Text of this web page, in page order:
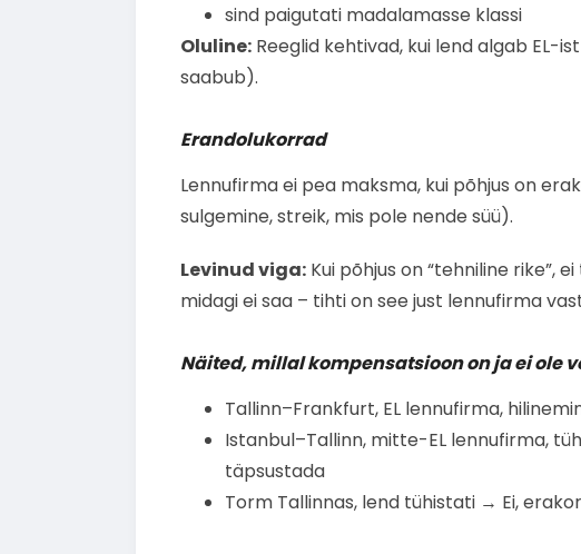
sind paigutati madalamasse klassi
Oluline: Reeglid kehtivad, kui lend algab EL-
saabub).
Erandolukorrad
Lennufirma ei pea maksma, kui põhjus on
sulgemine, streik, mis pole nende süü).
Levinud viga: Kui põhjus on “tehniline rike”,
midagi ei saa – tihti on see just lennufirma
Näited, millal kompensatsioon on ja ei ole
Tallinn–Frankfurt, EL lennufirma,
Istanbul–Tallinn, mitte-EL lennufirma,
täpsustada
Torm Tallinnas, lend tühistati → Ei,